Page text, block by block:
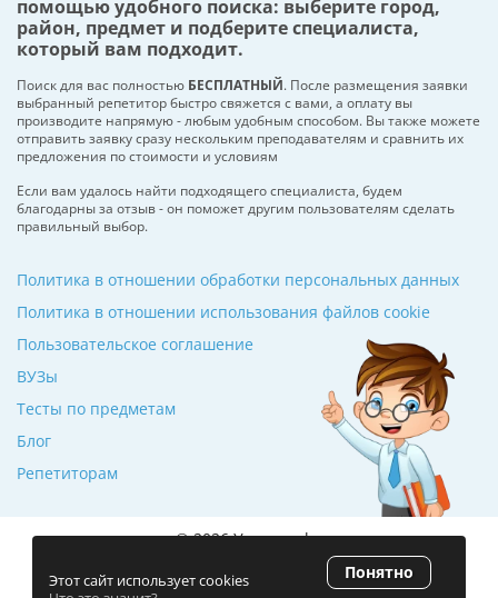
помощью удобного поиска: выберите город,
район, предмет и подберите специалиста,
который вам подходит.
Поиск для вас полностью БЕСПЛАТНЫЙ. После размещения заявки
выбранный репетитор быстро свяжется с вами, а оплату вы
производите напрямую - любым удобным способом. Вы также можете
отправить заявку сразу нескольким преподавателям и сравнить их
предложения по стоимости и условиям
Если вам удалось найти подходящего специалиста, будем
благодарны за отзыв - он поможет другим пользователям сделать
правильный выбор.
ВУЗы
Тесты по предметам
Блог
Репетиторам
Политика в отношении обработки персональных данных
Политика в отношении использования файлов cookie
Пользовательское соглашение
© 2026 Училкин.by
Рейтинг 5.0
(120 отзывов)
Этот сайт использует cookies
Понятно